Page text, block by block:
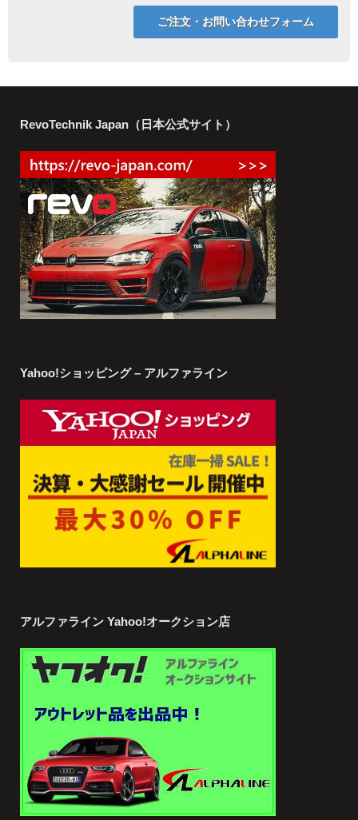
ご注文・お問い合わせフォーム
RevoTechnik Japan（日本公式サイト）
Yahoo!ショッピング – アルファライン
アルファライン Yahoo!オークション店